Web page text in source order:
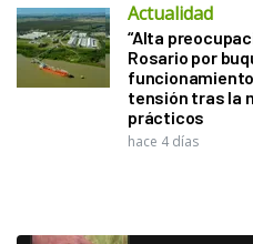
Actualidad
“Alta
Rosario por
tensión tras la
prácticos
hace 4 días